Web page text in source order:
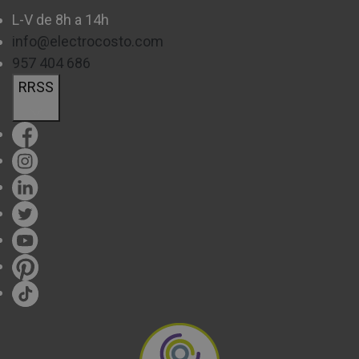
SEER (SEASONAL ENERGY EFFICIENCY RATIO)
Es el índice de eficiencia energética en modo frío
electricidad
manera un aire split con SEER 6.5 será más eficiente que
SEER 5.0.
SCOP (SEASONAL COEFFICIENT OF PERFORMANCE)
Es el equivalente al SEER, pero en modo calefacción.
SCOP más alto significa que consume menos
energía al calentar.
aire estilo split con SCOP 4.0 = 1 kW de electricidad
produce 4 kW de calor.
L-V de 8h a 14h
info@electrocosto.com
957 404 686
RRSS